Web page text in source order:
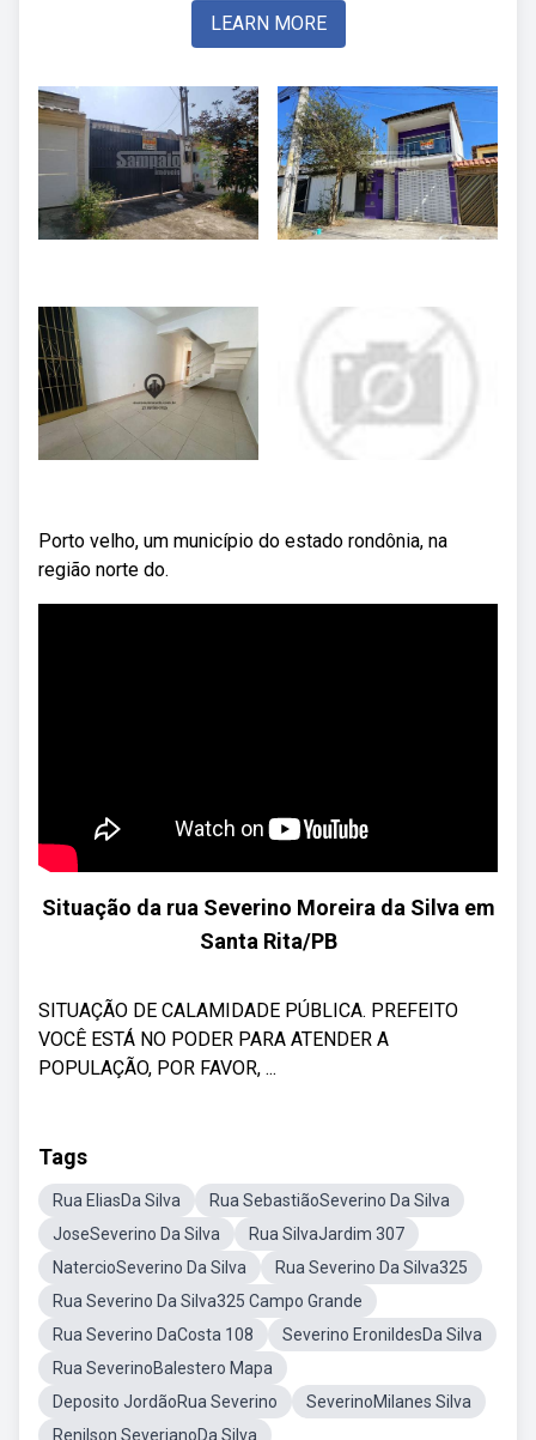
LEARN MORE
Porto velho, um município do estado rondônia, na
região norte do.
Situação da rua Severino Moreira da Silva em
Santa Rita/PB
SITUAÇÃO DE CALAMIDADE PÚBLICA. PREFEITO
VOCÊ ESTÁ NO PODER PARA ATENDER A
POPULAÇÃO, POR FAVOR, ...
Tags
Rua EliasDa Silva
Rua SebastiãoSeverino Da Silva
JoseSeverino Da Silva
Rua SilvaJardim 307
NatercioSeverino Da Silva
Rua Severino Da Silva325
Rua Severino Da Silva325 Campo Grande
Rua Severino DaCosta 108
Severino EronildesDa Silva
Rua SeverinoBalestero Mapa
Deposito JordãoRua Severino
SeverinoMilanes Silva
Renilson SeverianoDa Silva